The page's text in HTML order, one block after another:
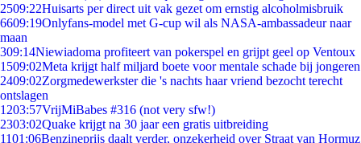
2509:22Huisarts per direct uit vak gezet om ernstig alcoholmisbruik
6609:19Onlyfans-model met G-cup wil als NASA-ambassadeur naar
maan
309:14Niewiadoma profiteert van pokerspel en grijpt geel op Ventoux
1509:02Meta krijgt half miljard boete voor mentale schade bij jongeren
2409:02Zorgmedewerkster die 's nachts haar vriend bezocht terecht
ontslagen
1203:57VrijMiBabes #316 (not very sfw!)
2303:02Quake krijgt na 30 jaar een gratis uitbreiding
1101:06Benzineprijs daalt verder, onzekerheid over Straat van Hormuz